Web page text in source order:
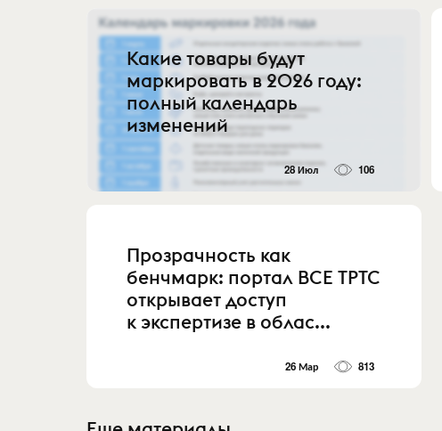
Какие товары будут
маркировать в 2026 году:
полный календарь
изменений
28 Июл 106
Прозрачность как
бенчмарк: портал ВСЕ ТРТС
открывает доступ
к экспертизе в облас...
26 Мар 813